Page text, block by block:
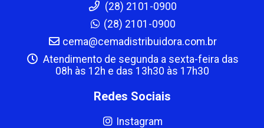
(28) 2101-0900
(28) 2101-0900
cema@cemadistribuidora.com.br
Atendimento de segunda a sexta-feira das
08h às 12h e das 13h30 às 17h30
Redes Sociais
Instagram